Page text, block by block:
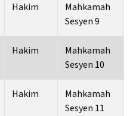
Hakim
Mahkamah
Sesyen 9
Hakim
Mahkamah
Sesyen 10
Hakim
Mahkamah
Sesyen 11